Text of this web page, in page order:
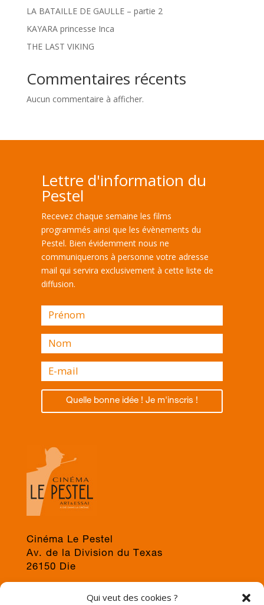
Qui veut des cookies ?
LA BATAILLE DE GAULLE – partie 2
KAYARA princesse Inca
THE LAST VIKING
Commentaires récents
Aucun commentaire à afficher.
Lettre d'information du
Pestel
Recevez chaque semaine les films
programmés ainsi que les évènements du
Pestel. Bien évidemment nous ne
communiquerons à personne votre adresse
mail qui servira exclusivement à cette liste de
diffusion.
Quelle bonne idée ! Je m'inscris !
Cinéma Le Pestel
Av. de la Division du Texas
26150 Die